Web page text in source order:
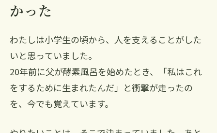
かった
わたしは小学生の頃から、人を支えることがした
いと思っていました。
20年前に父が酵素風呂を始めたとき、「私はこれ
をするために生まれたんだ」と衝撃が走ったの
を、今でも覚えています。